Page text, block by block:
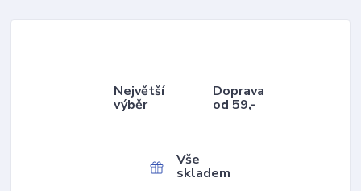
Největší
výběr
Doprava
od 59,-
Vše
skladem